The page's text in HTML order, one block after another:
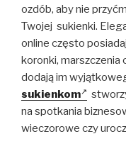
ozdób, aby nie
Twojej sukienki.
online często
koronki,
dodają im
sukienkom
na spotkania
wieczorowe czy